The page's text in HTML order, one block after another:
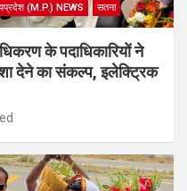
(M.P.) NEWS सतना
के पदाधिकारियों ने
देने का संकल्प, इलेक्ट्रिक